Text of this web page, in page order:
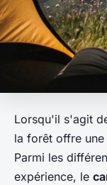
Lorsqu'il s'agit
la forêt offre une
Parmi les
expérience, le